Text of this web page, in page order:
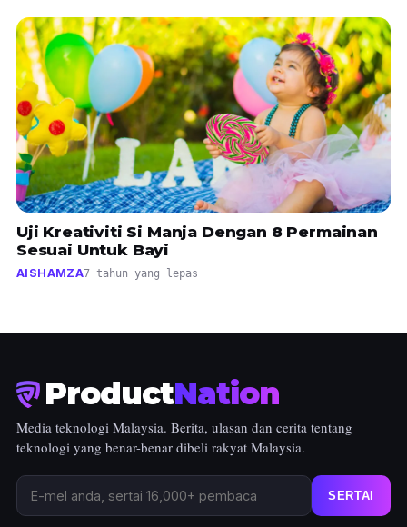
Uji Kreativiti Si Manja Dengan 8 Permainan
Sesuai Untuk Bayi
AISHAMZA7 tahun yang lepas
ProductNation
Media teknologi Malaysia. Berita, ulasan dan cerita tentang
teknologi yang benar-benar dibeli rakyat Malaysia.
SERTAI